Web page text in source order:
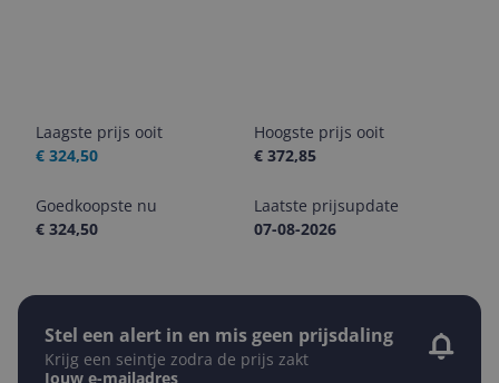
Laagste prijs ooit
€ 324,50
Hoogste prijs ooit
€ 372,85
Goedkoopste nu
€ 324,50
Laatste prijsupdate
07-08-2026
Stel een alert in en mis geen prijsdaling
Krijg een seintje zodra de prijs zakt
Jouw e-mailadres